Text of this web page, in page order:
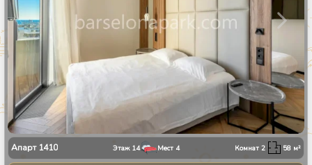
Апарт 1410 Этаж 14 Мест 4 Комнат2 58 м²